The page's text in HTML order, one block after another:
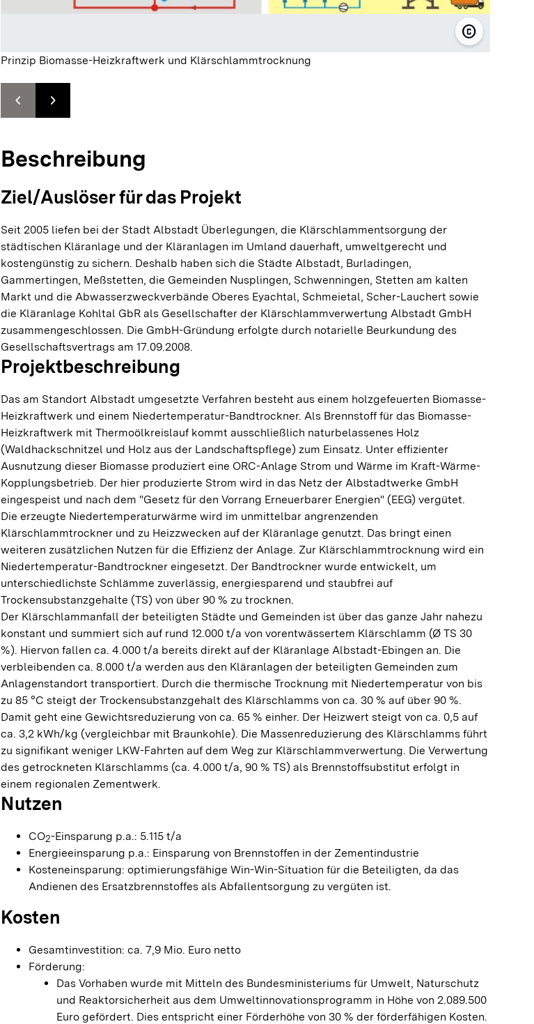
copyright
©
Prinzip Biomasse-Heizkraftwerk und Klärschlammtrocknung
chevron_leftZur vorhergehenden Folie springen
chevron_right
Zur nächsten Folie springen
Beschreibung
Ziel/Auslöser für das Projekt
Seit 2005 liefen bei der Stadt Albstadt Überlegungen, die Klärschlammentsorgung der
städtischen Kläranlage und der Kläranlagen im Umland dauerhaft, umweltgerecht und
kostengünstig zu sichern. Deshalb haben sich die Städte Albstadt, Burladingen,
Gammertingen, Meßstetten, die Gemeinden Nusplingen, Schwenningen, Stetten am kalten
Markt und die Abwasserzweckverbände Oberes Eyachtal, Schmeietal, Scher-Lauchert sowie
die Kläranlage Kohltal GbR als Gesellschafter der Klärschlammverwertung Albstadt GmbH
zusammengeschlossen. Die GmbH-Gründung erfolgte durch notarielle Beurkundung des
Gesellschaftsvertrags am 17.09.2008.
Projektbeschreibung
Das am Standort Albstadt umgesetzte Verfahren besteht aus einem holzgefeuerten Biomasse-
Heizkraftwerk und einem Niedertemperatur-Bandtrockner. Als Brennstoff für das Biomasse-
Heizkraftwerk mit Thermoölkreislauf kommt ausschließlich naturbelassenes Holz
(Waldhackschnitzel und Holz aus der Landschaftspflege) zum Einsatz. Unter effizienter
Ausnutzung dieser Biomasse produziert eine ORC-Anlage Strom und Wärme im Kraft-Wärme-
Kopplungsbetrieb. Der hier produzierte Strom wird in das Netz der Albstadtwerke GmbH
eingespeist und nach dem "Gesetz für den Vorrang Erneuerbarer Energien" (EEG) vergütet.
Die erzeugte Niedertemperaturwärme wird im unmittelbar angrenzenden
Klärschlammtrockner und zu Heizzwecken auf der Kläranlage genutzt. Das bringt einen
weiteren zusätzlichen Nutzen für die Effizienz der Anlage. Zur Klärschlammtrocknung wird ein
Niedertemperatur-Bandtrockner eingesetzt. Der Bandtrockner wurde entwickelt, um
unterschiedlichste Schlämme zuverlässig, energiesparend und staubfrei auf
Trockensubstanzgehalte (TS) von über 90 % zu trocknen.
Der Klärschlammanfall der beteiligten Städte und Gemeinden ist über das ganze Jahr nahezu
konstant und summiert sich auf rund 12.000 t/a von vorentwässertem Klärschlamm (Ø TS 30
%). Hiervon fallen ca. 4.000 t/a bereits direkt auf der Kläranlage Albstadt-Ebingen an. Die
verbleibenden ca. 8.000 t/a werden aus den Kläranlagen der beteiligten Gemeinden zum
Anlagenstandort transportiert. Durch die thermische Trocknung mit Niedertemperatur von bis
zu 85 °C steigt der Trockensubstanzgehalt des Klärschlamms von ca. 30 % auf über 90 %.
Damit geht eine Gewichtsreduzierung von ca. 65 % einher. Der Heizwert steigt von ca. 0,5 auf
ca. 3,2 kWh/kg (vergleichbar mit Braunkohle). Die Massenreduzierung des Klärschlamms führt
zu signifikant weniger LKW-Fahrten auf dem Weg zur Klärschlammverwertung. Die Verwertung
des getrockneten Klärschlamms (ca. 4.000 t/a, 90 % TS) als Brennstoffsubstitut erfolgt in
einem regionalen Zementwerk.
Nutzen
CO2-Einsparung p.a.: 5.115 t/a
Energieeinsparung p.a.: Einsparung von Brennstoffen in der Zementindustrie
Kosteneinsparung: optimierungsfähige Win-Win-Situation für die Beteiligten, da das
Andienen des Ersatzbrennstoffes als Abfallentsorgung zu vergüten ist.
Kosten
Gesamtinvestition: ca. 7,9 Mio. Euro netto
Förderung:
Das Vorhaben wurde mit Mitteln des Bundesministeriums für Umwelt, Naturschutz
und Reaktorsicherheit aus dem Umweltinnovationsprogramm in Höhe von 2.089.500
Euro gefördert. Dies entspricht einer Förderhöhe von 30 % der förderfähigen Kosten.